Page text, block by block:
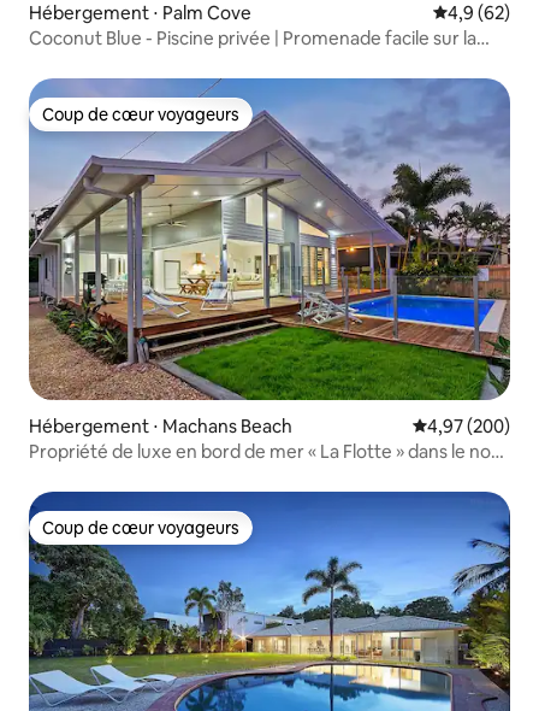
Hébergement ⋅ Palm Cove Évaluation
4,9 (62)
Coconut Blue - Piscine privée | Promenade facile sur la
Coup de cœur voyageurs
Coup de cœur voyageurs
Hébergement ⋅ Machans Beach Évaluation
4,97 (200)
Propriété de luxe en bord de mer « La Flotte » dans le nord
Coup de cœur voyageurs
Coup de cœur voyageurs